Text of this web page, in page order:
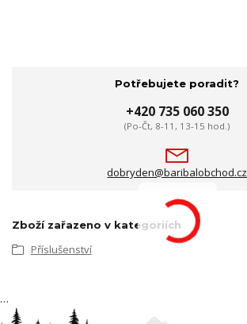
Potřebujete poradit?
+420 735 060 350
(Po-Čt, 8-11, 13-15 hod.)
dobryden@baribalobchod.cz
Zboží zařazeno v kategoriích
Příslušenství
…